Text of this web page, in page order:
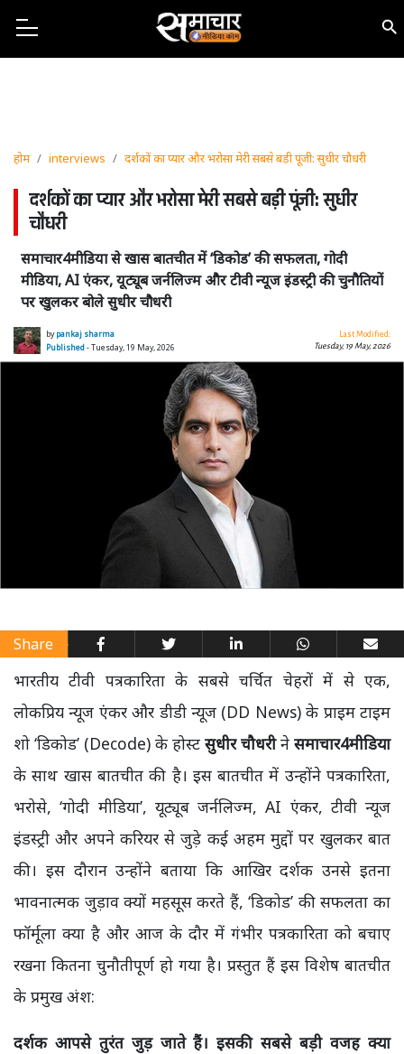
होम interviews दर्शकों का प्यार और भरोसा मेरी सबसे बड़ी पूंजी: सुधीर चौधरी
दर्शकों का प्यार और भरोसा मेरी सबसे बड़ी पूंजी: सुधीर
चौधरी
समाचार4मीडिया से खास बातचीत में ‘डिकोड’ की सफलता, गोदी
मीडिया, AI एंकर, यूट्यूब जर्नलिज्म और टीवी न्यूज इंडस्ट्री की चुनौतियों
पर खुलकर बोले सुधीर चौधरी
bypankaj sharma
Published- Tuesday, 19 May, 2026
Last Modified:
Tuesday, 19 May, 2026
Share
भारतीय टीवी पत्रकारिता के सबसे चर्चित चेहरों में से एक,
लोकप्रिय न्यूज एंकर और डीडी न्यूज (DD News) के प्राइम टाइम
शो ‘डिकोड’ (Decode) के होस्ट सुधीर चौधरीने समाचार4मीडिया
के साथ खास बातचीत की है। इस बातचीत में उन्होंने पत्रकारिता,
भरोसे, ‘गोदी मीडिया’, यूट्यूब जर्नलिज्म, AI एंकर, टीवी न्यूज
इंडस्ट्री और अपने करियर से जुड़े कई अहम मुद्दों पर खुलकर बात
की। इस दौरान उन्होंने बताया कि आखिर दर्शक उनसे इतना
भावनात्मक जुड़ाव क्यों महसूस करते हैं, ‘डिकोड’ की सफलता का
फॉर्मूला क्या है और आज के दौर में गंभीर पत्रकारिता को बचाए
रखना कितना चुनौतीपूर्ण हो गया है। प्रस्तुत हैं इस विशेष बातचीत
के प्रमुख अंश:
दर्शक आपसे तुरंत जुड़ जाते हैं। इसकी सबसे बड़ी वजह क्या